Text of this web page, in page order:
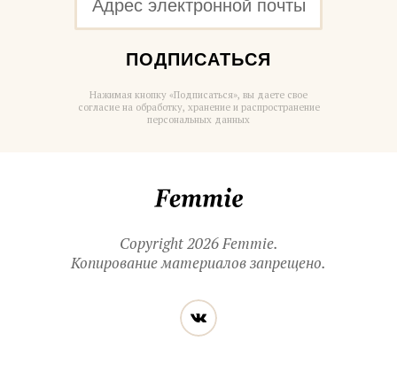
ПОДПИСАТЬСЯ
Нажимая кнопку «Подписаться», вы даете свое
согласие на обработку, хранение и распространение
персональных данных
Copyright 2026 Femmie.
Копирование материалов запрещено.
Читайте
нас
в социальных